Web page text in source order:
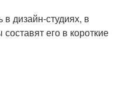
дизайн-студиях, в
его в короткие